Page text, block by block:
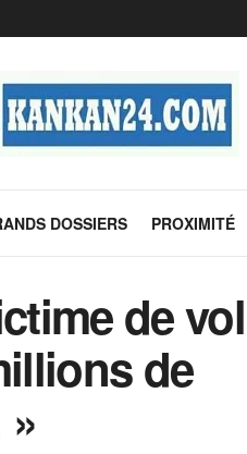
DOSSIERS PROXIMITÉ
de vol
de